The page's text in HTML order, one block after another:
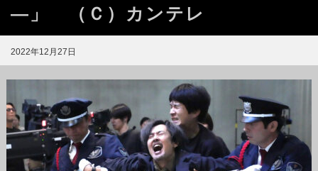
—」 （Ｃ）カンテレ
2022年12月27日